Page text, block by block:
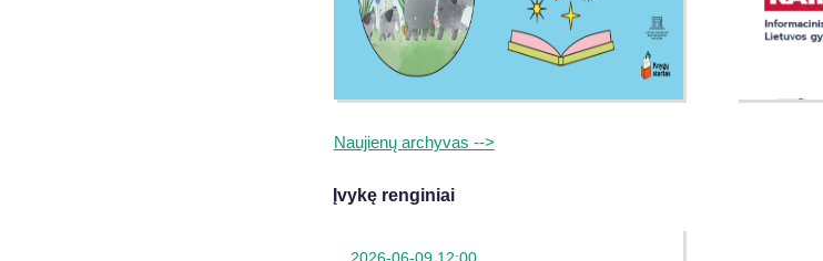
Naujienų archyvas -->
Įvykę renginiai